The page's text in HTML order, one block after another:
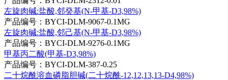
左旋肉碱:盐酸,邻癸基(N-甲基-D3,98%)
产品编号：BYCI-DLM-9067-0.1MG
左旋肉碱:盐酸,邻己基(N-甲基-D3,98%)
产品编号：BYCI-DLM-9276-0.1MG
甲基丙二酸(甲基-D3,98%)
产品编号：BYCI-DLM-387-0.25
二十烷酰溶血磷脂胆碱(二十烷酰-12,12,13,13-D4,98%)